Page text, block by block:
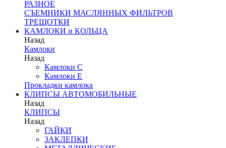
РАЗНОЕ
СЪЕМНИКИ МАСЛЯННЫХ ФИЛЬТРОВ
ТРЕЩОТКИ
КАМЛОКИ и КОЛЬЦА
Назад
Камлоки
Назад
Камлоки C
Камлоки Е
Прокладки камлока
КЛИПСЫ АВТОМОБИЛЬНЫЕ
Назад
КЛИПСЫ
Назад
ГАЙКИ
ЗАКЛЕПКИ